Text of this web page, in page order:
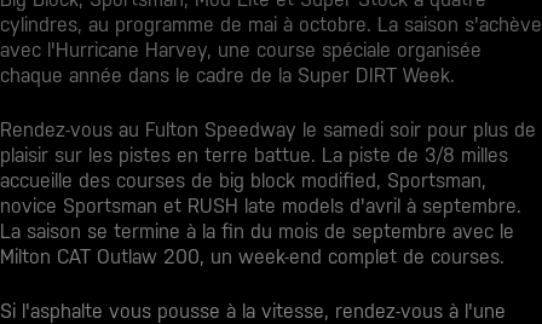
cylindres, au programme de mai à octobre. La saison s'achève
avec l'Hurricane Harvey, une course spéciale organisée
chaque année dans le cadre de la Super DIRT Week.
Rendez-vous au Fulton Speedway le samedi soir pour plus de
plaisir sur les pistes en terre battue. La piste de 3/8 milles
accueille des courses de big block modified, Sportsman,
novice Sportsman et RUSH late models d'avril à septembre.
La saison se termine à la fin du mois de septembre avec le
Milton CAT Outlaw 200, un week-end complet de courses.
Si l'asphalte vous pousse à la vitesse, rendez-vous à l'une